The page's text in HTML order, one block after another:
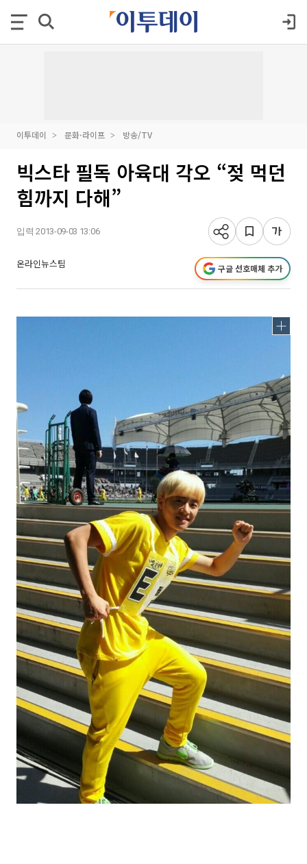
이투데이 문화·라이프 방송/TV
빅스타 필독 아육대 각오 “젖 먹던
힘까지 다해”
입력 2013-09-03 13:06
온라인뉴스팀 구글 선호매체 추가